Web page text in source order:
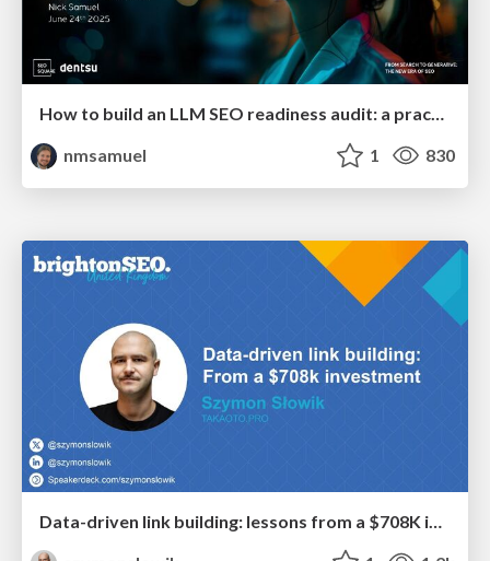
How to build an LLM SEO readiness audit: a practical framework
nmsamuel
1 830